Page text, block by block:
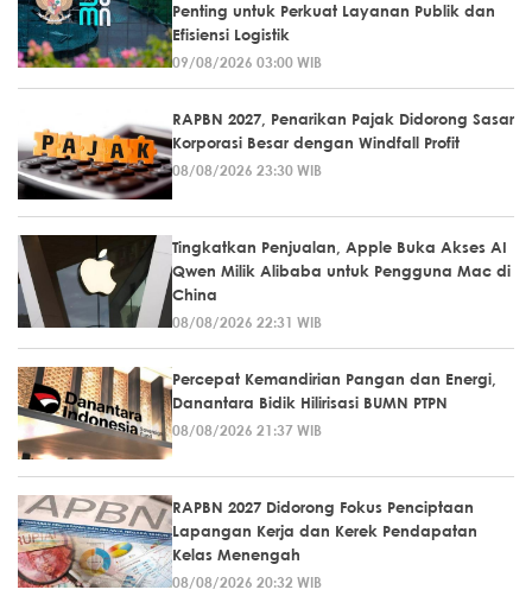
Penting untuk Perkuat Layanan Publik dan
Efisiensi Logistik
09/08/2026 03:00 WIB
RAPBN 2027, Penarikan Pajak Didorong Sasar
Korporasi Besar dengan Windfall Profit
08/08/2026 23:30 WIB
Tingkatkan Penjualan, Apple Buka Akses AI
Qwen Milik Alibaba untuk Pengguna Mac di
China
08/08/2026 22:31 WIB
Percepat Kemandirian Pangan dan Energi,
Danantara Bidik Hilirisasi BUMN PTPN
08/08/2026 21:37 WIB
RAPBN 2027 Didorong Fokus Penciptaan
Lapangan Kerja dan Kerek Pendapatan
Kelas Menengah
08/08/2026 20:32 WIB